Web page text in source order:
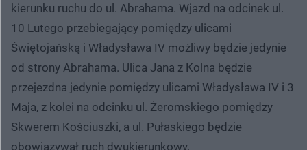
kierunku ruchu do ul. Abrahama. Wjazd na odcinek ul.
10 Lutego przebiegający pomiędzy ulicami
Świętojańską i Władysława IV możliwy będzie jedynie
od strony Abrahama. Ulica Jana z Kolna będzie
przejezdna jedynie pomiędzy ulicami Władysława IV i 3
Maja, z kolei na odcinku ul. Żeromskiego pomiędzy
Skwerem Kościuszki, a ul. Pułaskiego będzie
obowiązywał ruch dwukierunkowy.